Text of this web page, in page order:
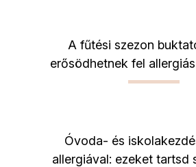
A fűtési szezon
erősödhetnek fel
Óvoda- és
allergiával: ezeket tartsd